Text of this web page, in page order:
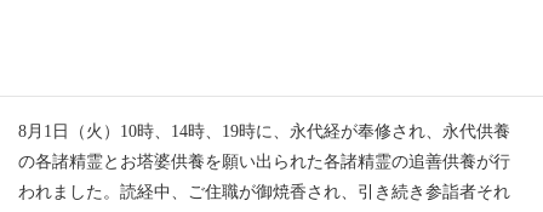
8月1日（火）10時、14時、19時に、永代経が奉修され、永代供養
の各諸精霊とお塔婆供養を願い出られた各諸精霊の追善供養が行
われました。読経中、ご住職が御焼香され、引き続き参詣者それ